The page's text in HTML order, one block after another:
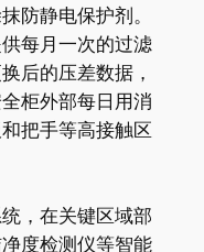
防静电保护剂。
每月一次的过滤
后的压差数据，
柜外部每日用消
把手等高接触区
，在关键区域部
度检测仪等智能